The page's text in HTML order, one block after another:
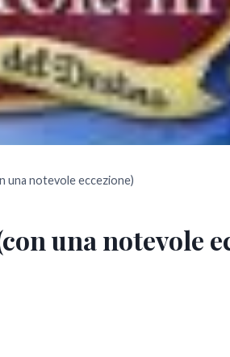
una notevole eccezione)
una notevole